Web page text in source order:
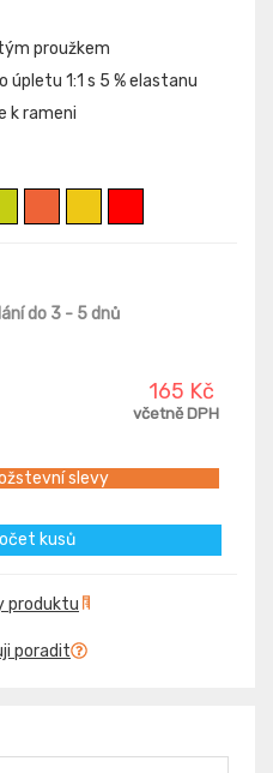
proužkem
úpletu 1:1 s 5 % elastanu
k rameni
do 3 - 5 dnů
165 Kč
včetně DPH
slevy
kusů
produktu
poradit